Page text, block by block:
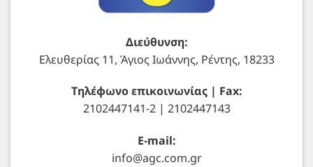
Διεύθυνση:
Ελευθερίας 11, Άγιος Ιωάννης, Ρέντης, 18233
Τηλέφωνο επικοινωνίας | Fax:
2102447141-2 | 2102447143
E-mail:
info@agc.com.gr